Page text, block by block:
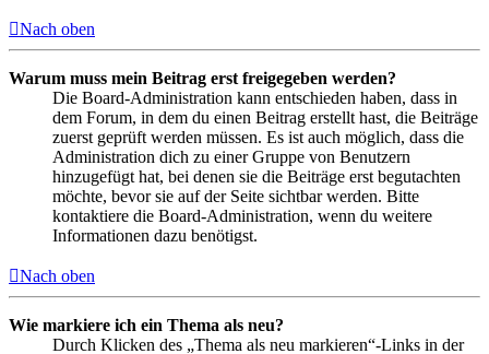
Nach oben
Warum muss mein Beitrag erst freigegeben werden?
Die Board-Administration kann entschieden haben, dass in
dem Forum, in dem du einen Beitrag erstellt hast, die Beiträge
zuerst geprüft werden müssen. Es ist auch möglich, dass die
Administration dich zu einer Gruppe von Benutzern
hinzugefügt hat, bei denen sie die Beiträge erst begutachten
möchte, bevor sie auf der Seite sichtbar werden. Bitte
kontaktiere die Board-Administration, wenn du weitere
Informationen dazu benötigst.
Nach oben
Wie markiere ich ein Thema als neu?
Durch Klicken des „Thema als neu markieren“-Links in der